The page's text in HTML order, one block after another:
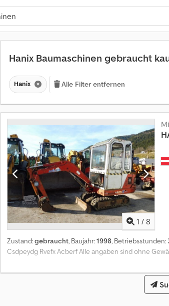
Hanix Baumaschinen gebraucht
Hanix Alle Filter entfernen
1 / 8
Zustand:gebraucht, Baujahr:1998, Betriebsstunden:
Csdpeydg Rvefx Acberf Alle angaben sind ohne